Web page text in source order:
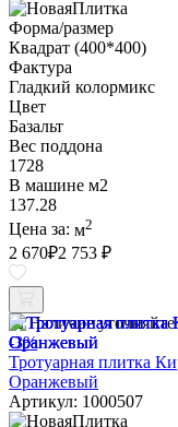
Форма/размер
Квадрат (400*400)
Фактура
Гладкий колормикс
Цвет
Базальт
Вес поддона
1728
В машине м2
137.28
Цена за: м2
2 670₽2 753 ₽
Наличие
-3%
Тротуарная плитка
Оранжевый
Артикул: 1000507